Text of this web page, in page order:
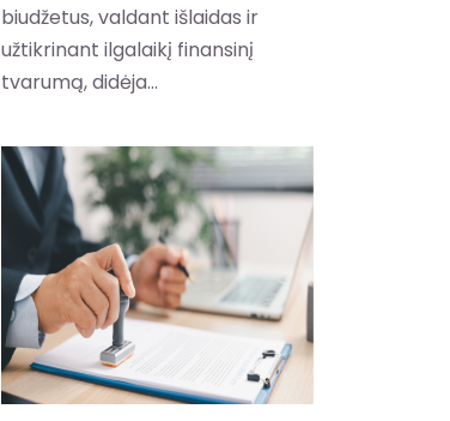
biudžetus, valdant išlaidas ir
užtikrinant ilgalaikį finansinį
tvarumą, didėja...